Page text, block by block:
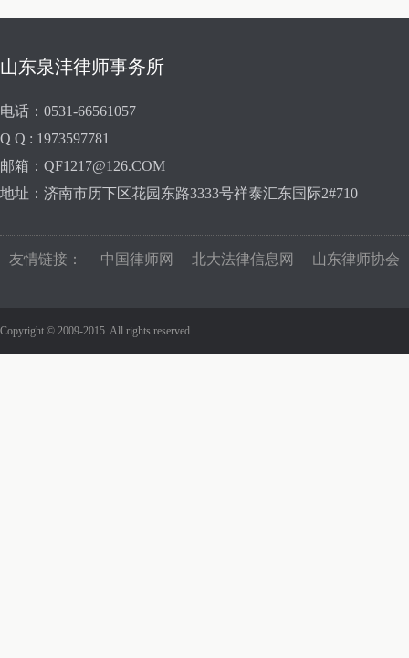
山东泉沣律师事务所
电话：0531-66561057
Q Q : 1973597781
邮箱：QF1217@126.COM
地址：济南市历下区花园东路3333号祥泰汇东国际2#710
友情链接： 中国律师网 北大法律信息网 山东律师协会
Copyright © 2009-2015. All rights reserved.